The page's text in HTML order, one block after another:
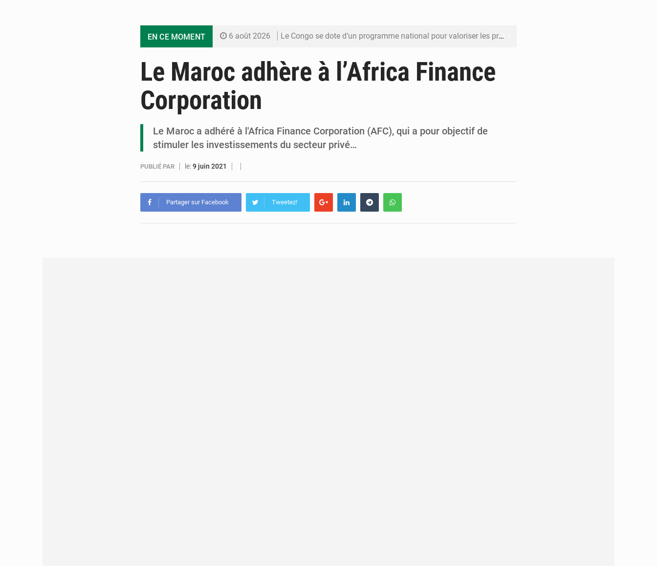
EN CE MOMENT 6 août 2026 Le Congo se dote d’un programme national pour valoriser les produits forestiers non ligneux
5 août 2026 Cémac : la Commission présente à Denis Sassou N’Guesso sa feuille de route
5 août 2026
Le Maroc adhère à l’Africa Finance
Corporation
Le Maroc a adhéré à l'Africa Finance Corporation (AFC), qui a pour objectif de
stimuler les investissements du secteur privé…
PUBLIÉ PAR le:9 juin 2021
Partager sur Facebook Tweetez!